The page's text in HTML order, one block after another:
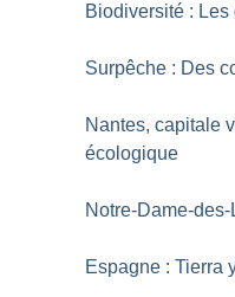
Biodiversité :
Surpêche : Des
Nantes, capitale
écologique
Notre-Dame-
Espagne : Tierra